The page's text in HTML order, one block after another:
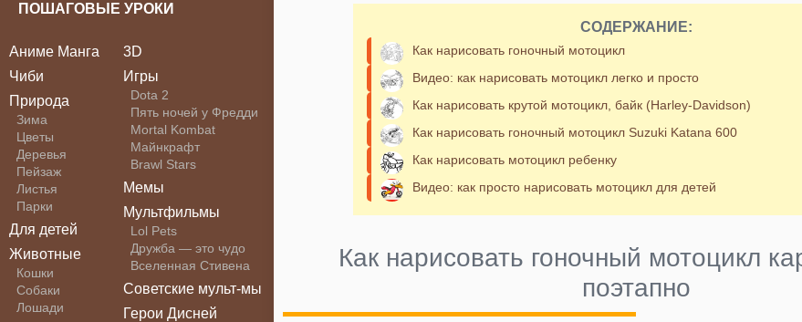
ПОШАГОВЫЕ УРОКИ
Аниме Манга
Чиби
Природа
Зима
Цветы
Деревья
Пейзаж
Листья
Парки
Для детей
Животные
Кошки
Собаки
Лошади
3D
Игры
Dota 2
Пять ночей у Фредди
Mortal Kombat
Майнкрафт
Brawl Stars
Мемы
Мультфильмы
Lol Pets
Дружба — это чудо
Вселенная Стивена
Советские мульт-мы
Герои Дисней
СОДЕРЖАНИЕ:
Как нарисовать гоночный мотоцикл
Видео: как нарисовать мотоцикл легко и просто
Как нарисовать крутой мотоцикл, байк (Harley-Davidson)
Как нарисовать гоночный мотоцикл Suzuki Katana 600
Как нарисовать мотоцикл ребенку
Видео: как просто нарисовать мотоцикл для детей
Как нарисовать гоночный мотоцикл
поэтапно